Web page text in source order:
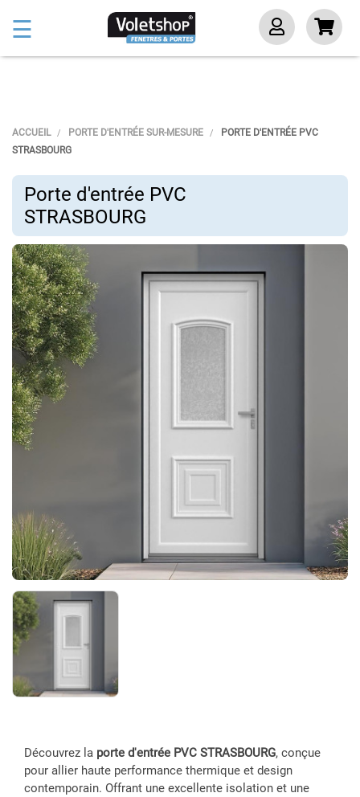
Basculer
la
☰
ACCUEIL PORTE D'ENTRÉE SUR-MESURE
PORTE D'ENTRÉE PVC
STRASBOURG
Porte d'entrée PVC
STRASBOURG
Découvrez la porte d'entrée PVC STRASBOURG, conçue
pour allier haute performance thermique et design
contemporain. Offrant une excellente isolation et une